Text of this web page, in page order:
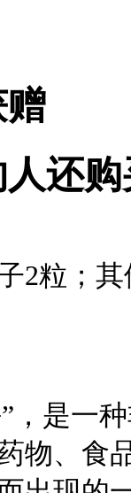
赠
还
2粒；
，是一
物、食